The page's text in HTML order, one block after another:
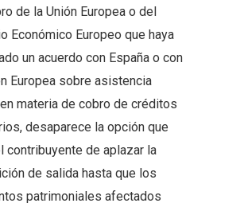
de la Unión Europea o del
Económico Europeo que haya
un acuerdo con España o con
Europea sobre asistencia
materia de cobro de créditos
desaparece la opción que
contribuyente de aplazar la
de salida hasta que los
patrimoniales afectados